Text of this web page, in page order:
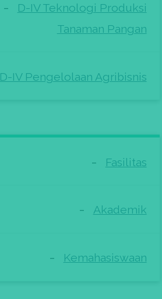
D-IV Teknologi Produksi
Tanaman Pangan
D-IV Pengelolaan Agribisnis
Fasilitas
Akademik
Kemahasiswaan